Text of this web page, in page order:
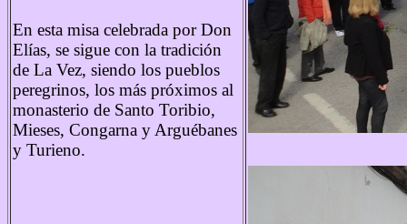
En esta misa celebrada por Don
Elías, se sigue con la tradición
de La Vez, siendo los pueblos
peregrinos, los más próximos al
monasterio de Santo Toribio,
Mieses, Congarna y Arguébanes
y Turieno.